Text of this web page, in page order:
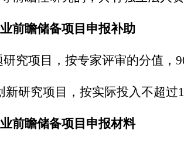
前瞻储备项目申报补助
研究项目，按专家评审的分值
新研究项目，按实际投入不超
前瞻储备项目申报材料